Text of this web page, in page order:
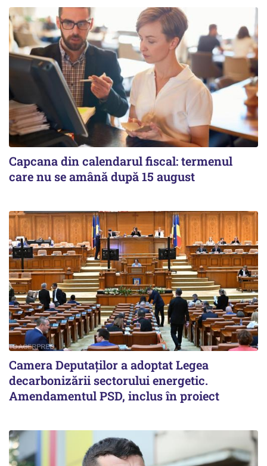
Capcana din calendarul fiscal: termenul
care nu se amână după 15 august
Camera Deputaților a adoptat Legea
decarbonizării sectorului energetic.
Amendamentul PSD, inclus în proiect